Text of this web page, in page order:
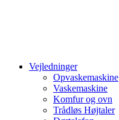
Vejledninger
Opvaskemaskine
Vaskemaskine
Komfur og ovn
Trådløs Højtaler